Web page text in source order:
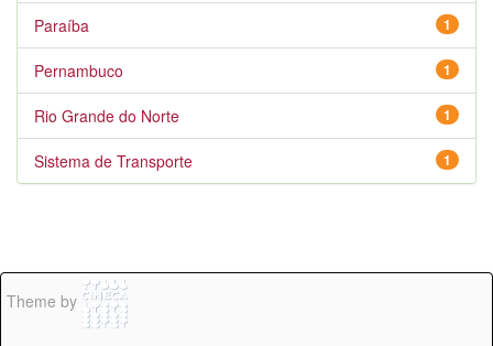
1
Paraíba
1
Pernambuco
1
Rio Grande do Norte
1
Sistema de Transporte
Theme by